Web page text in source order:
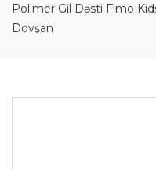
Polimer Gil Dəsti Fimo
Dovşan